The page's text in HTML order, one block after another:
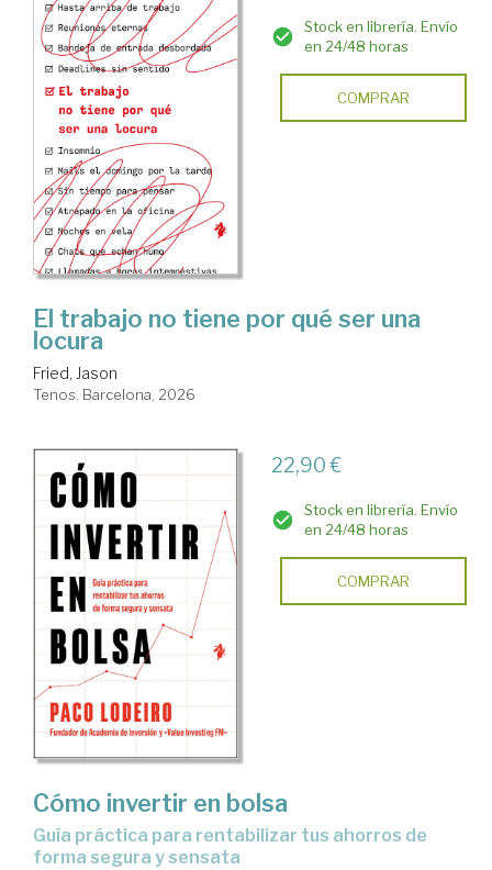
Stock en librería. Envío
en 24/48 horas
COMPRAR
El trabajo no tiene por qué ser una
locura
Fried, Jason
Tenos. Barcelona, 2026
22,90 €
Stock en librería. Envío
en 24/48 horas
COMPRAR
Cómo invertir en bolsa
Guía práctica para rentabilizar tus ahorros de
forma segura y sensata